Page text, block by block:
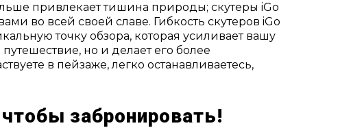
привлекает тишина природы; скутеры iGo
во всей своей славе. Гибкость скутеров iGo
точку обзора, которая усиливает вашу
но и делает его более
в пейзаже, легко останавливаетесь,
забронировать!